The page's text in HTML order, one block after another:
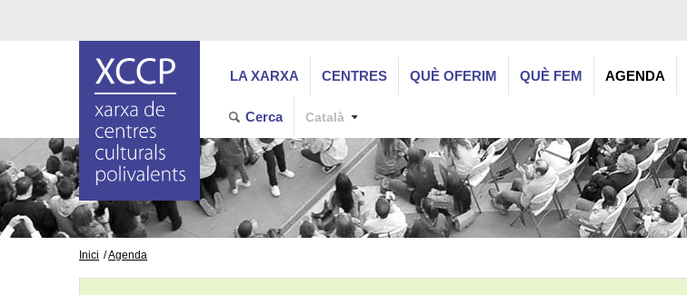
LA XARXA CENTRES QUÈ OFERIM QUÈ FEM AGENDA
Cerca Català
Inici Agenda